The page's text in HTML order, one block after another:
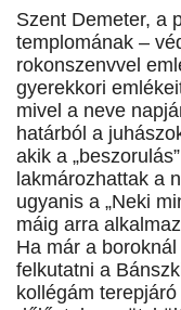
Szent Demeter, a
templomának –
rokonszenvvel
gyerekkori
mivel a neve
határból a
akik a
lakmározhattak a
ugyanis a „Neki
máig arra
Ha már a
felkutatni a
kollégám